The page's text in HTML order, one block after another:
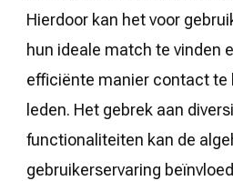
Hierdoor kan het voor
hun ideale match te vinden
efficiënte manier contact te
leden. Het gebrek aan
functionaliteiten kan de
gebruikerservaring